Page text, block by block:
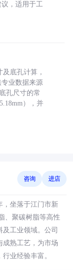
，适用于工
底孔计算，
业数据来源
孔尺寸的常
），并
咨询 进店
，坐落于江门市新
、聚碳树脂等高性
工业领域。公司
成熟工艺，为市场
业经验丰富。